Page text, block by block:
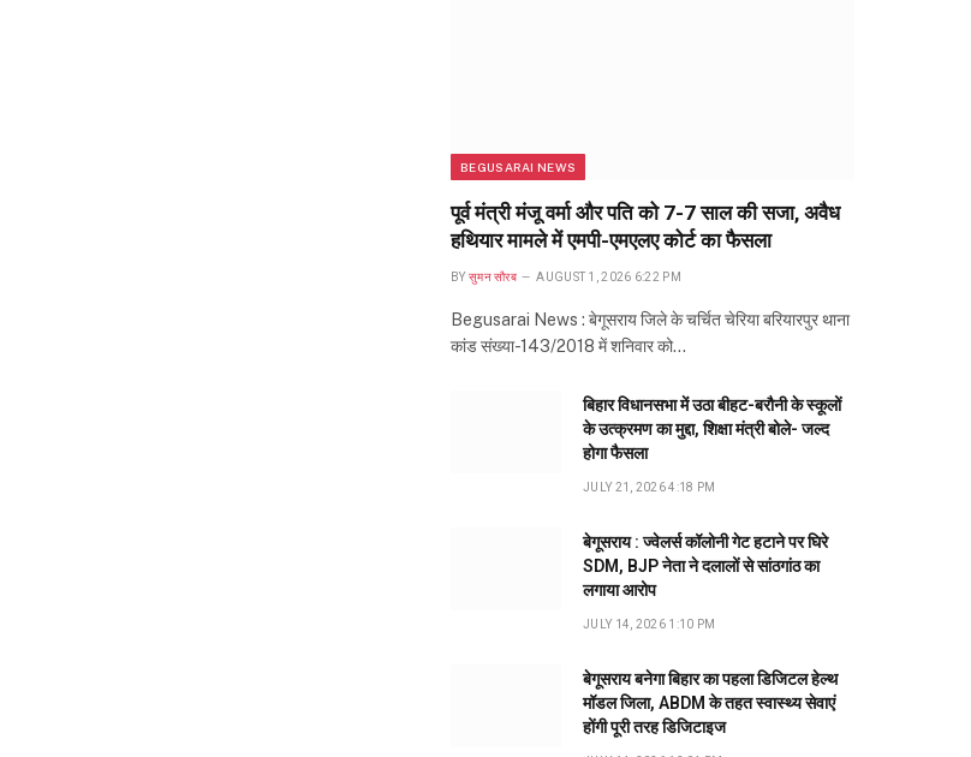
BEGUSARAI NEWS
पूर्व मंत्री मंजू वर्मा और पति को 7-7 साल की सजा, अवैध
हथियार मामले में एमपी-एमएलए कोर्ट का फैसला
BY सुमन सौरब AUGUST 1, 2026 6:22 PM
Begusarai News : बेगूसराय जिले के चर्चित चेरिया बरियारपुर थाना
कांड संख्या-143/2018 में शनिवार को…
बिहार विधानसभा में उठा बीहट-बरौनी के स्कूलों
के उत्क्रमण का मुद्दा, शिक्षा मंत्री बोले- जल्द
होगा फैसला
JULY 21, 2026 4:18 PM
बेगूसराय : ज्वेलर्स कॉलोनी गेट हटाने पर घिरे
SDM, BJP नेता ने दलालों से सांठगांठ का
लगाया आरोप
JULY 14, 2026 1:10 PM
बेगूसराय बनेगा बिहार का पहला डिजिटल हेल्थ
मॉडल जिला, ABDM के तहत स्वास्थ्य सेवाएं
होंगी पूरी तरह डिजिटाइज